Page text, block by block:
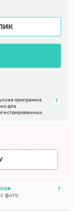
программа
для
фото